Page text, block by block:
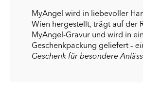
MyAngel wird in liebevoller
Wien hergestellt, trägt auf der
MyAngel-Gravur und wird in
Geschenkpackung geliefert –
Geschenk für besondere